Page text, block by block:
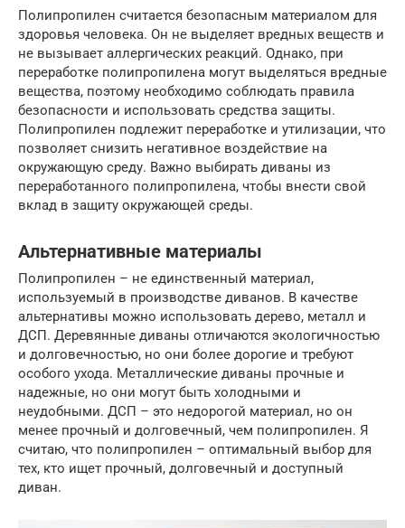
Полипропилен считается безопасным материалом для
здоровья человека. Он не выделяет вредных веществ и
не вызывает аллергических реакций. Однако, при
переработке полипропилена могут выделяться вредные
вещества, поэтому необходимо соблюдать правила
безопасности и использовать средства защиты.
Полипропилен подлежит переработке и утилизации, что
позволяет снизить негативное воздействие на
окружающую среду. Важно выбирать диваны из
переработанного полипропилена, чтобы внести свой
вклад в защиту окружающей среды.
Альтернативные материалы
Полипропилен – не единственный материал,
используемый в производстве диванов. В качестве
альтернативы можно использовать дерево, металл и
ДСП. Деревянные диваны отличаются экологичностью
и долговечностью, но они более дорогие и требуют
особого ухода. Металлические диваны прочные и
надежные, но они могут быть холодными и
неудобными. ДСП – это недорогой материал, но он
менее прочный и долговечный, чем полипропилен. Я
считаю, что полипропилен – оптимальный выбор для
тех, кто ищет прочный, долговечный и доступный
диван.